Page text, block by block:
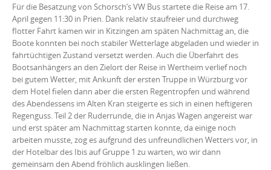
Für die Besatzung von Schorsch’s VW Bus startete die Reise am 17.
April gegen 11:30 in Prien. Dank relativ staufreier und durchweg
flotter Fahrt kamen wir in Kitzingen am späten Nachmittag an, die
Boote konnten bei noch stabiler Wetterlage abgeladen und wieder in
fahrtüchtigen Zustand versetzt werden. Auch die Überfahrt des
Bootsanhängers an den Zielort der Reise in Wertheim verlief noch
bei gutem Wetter, mit Ankunft der ersten Truppe in Würzburg vor
dem Hotel fielen dann aber die ersten Regentropfen und während
des Abendessens im Alten Kran steigerte es sich in einen heftigeren
Regenguss. Teil 2 der Ruderrunde, die in Anjas Wagen angereist war
und erst später am Nachmittag starten konnte, da einige noch
arbeiten musste, zog es aufgrund des unfreundlichen Wetters vor, in
der Hotelbar des Ibis auf Gruppe 1 zu warten, wo wir dann
gemeinsam den Abend fröhlich ausklingen ließen.